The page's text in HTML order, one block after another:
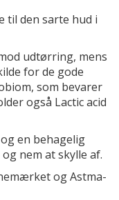
til den sarte hud i
udtørring, mens
for de gode
som bevarer
også Lactic acid
en behagelig
nem at skylle af.
og Astma-